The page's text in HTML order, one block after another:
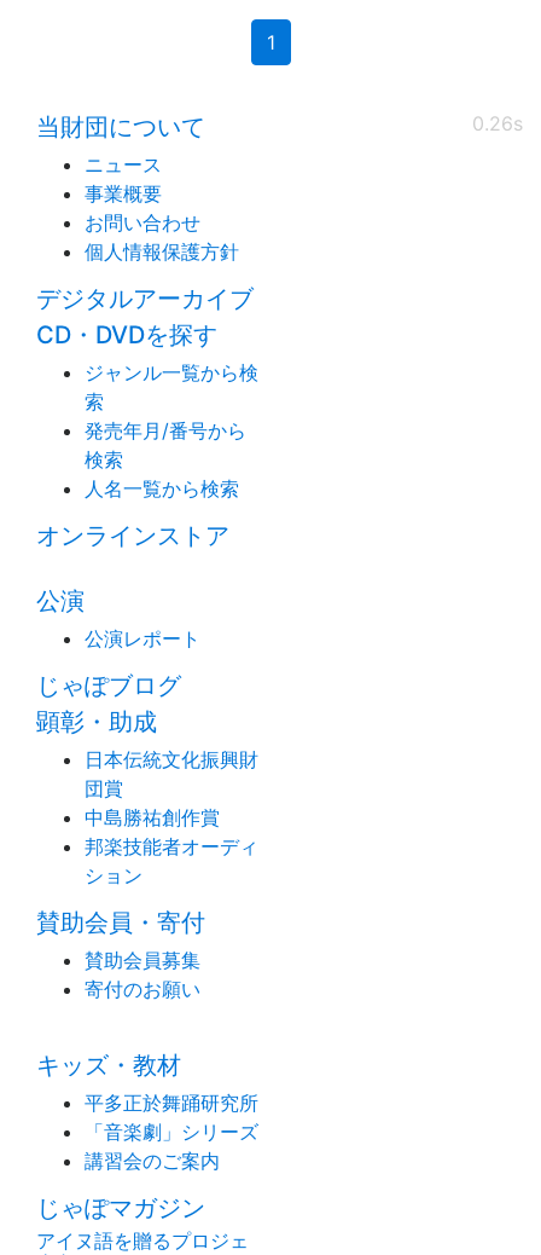
1(current)
0.26s
当財団について
ニュース
事業概要
お問い合わせ
個人情報保護方針
デジタルアーカイブ
CD・DVDを探す
ジャンル一覧から検
索
発売年月/番号から
検索
人名一覧から検索
オンラインストア
公演
公演レポート
じゃぽブログ
顕彰・助成
日本伝統文化振興財
団賞
中島勝祐創作賞
邦楽技能者オーディ
ション
賛助会員・寄付
賛助会員募集
寄付のお願い
キッズ・教材
平多正於舞踊研究所
「音楽劇」シリーズ
講習会のご案内
じゃぽマガジン
アイヌ語を贈るプロジェ